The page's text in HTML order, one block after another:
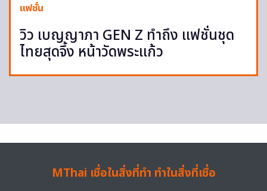
แฟชั่น
วิว เบญญาภา GEN Z ทำถึง แฟชั่นชุด
ไทยสุดจึ้ง หน้าวัดพระแก้ว
MThai เชื่อในสิ่งที่ทำ ทำในสิ่งที่เชื่อ